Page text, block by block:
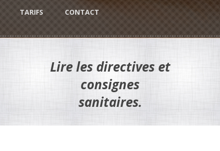
TARIFS CONTACT
Lire les directives et
consignes
sanitaires.